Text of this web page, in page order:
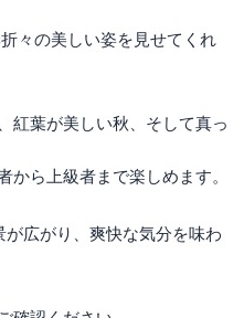
々の美しい姿を見せてくれ
紅葉が美しい秋、そして真っ
から上級者まで楽しめます。
広がり、爽快な気分を味わ